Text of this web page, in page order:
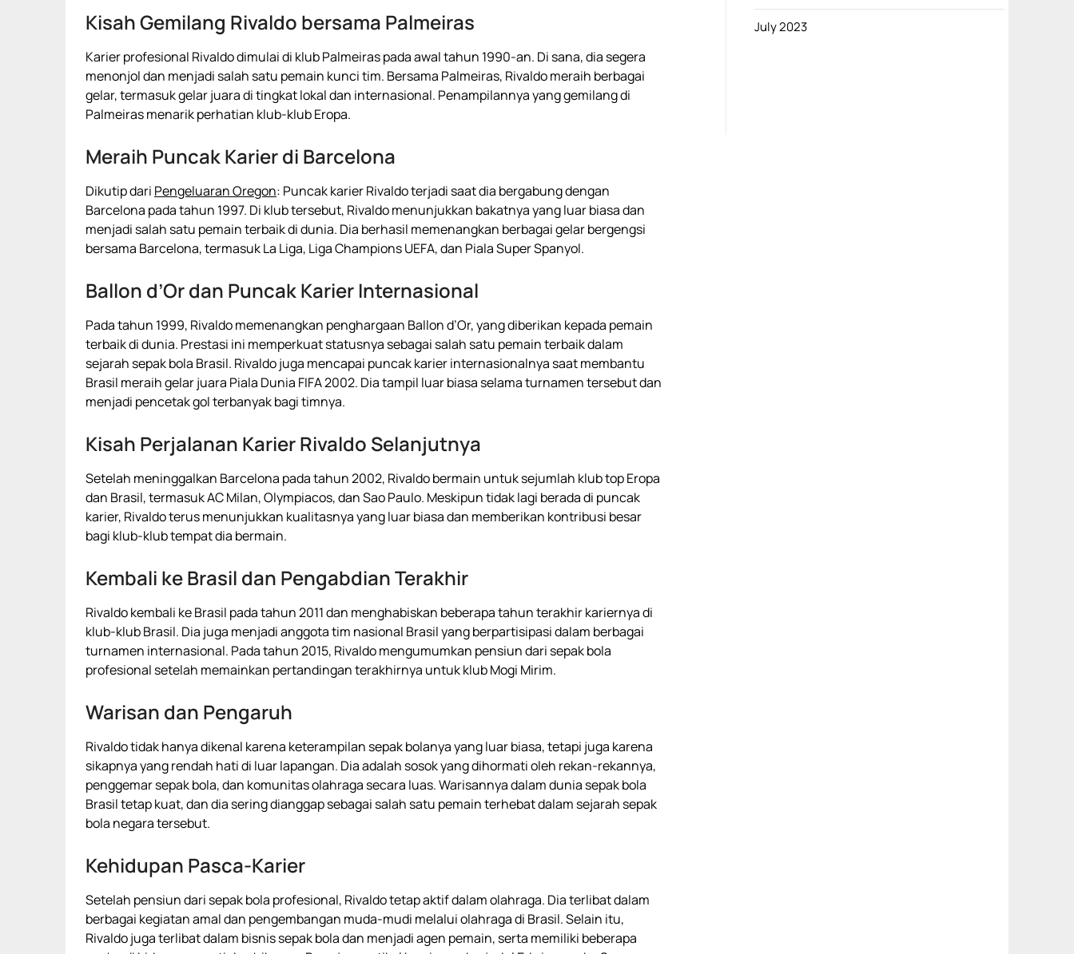
Kisah Gemilang Rivaldo bersama Palmeiras
Karier profesional Rivaldo dimulai di klub Palmeiras pada awal tahun 1990-an. Di sana, dia segera
menonjol dan menjadi salah satu pemain kunci tim. Bersama Palmeiras, Rivaldo meraih berbagai
gelar, termasuk gelar juara di tingkat lokal dan internasional. Penampilannya yang gemilang di
Palmeiras menarik perhatian klub-klub Eropa.
Meraih Puncak Karier di Barcelona
Dikutip dari Pengeluaran Oregon: Puncak karier Rivaldo terjadi saat dia bergabung dengan
Barcelona pada tahun 1997. Di klub tersebut, Rivaldo menunjukkan bakatnya yang luar biasa dan
menjadi salah satu pemain terbaik di dunia. Dia berhasil memenangkan berbagai gelar bergengsi
bersama Barcelona, termasuk La Liga, Liga Champions UEFA, dan Piala Super Spanyol.
Ballon d’Or dan Puncak Karier Internasional
Pada tahun 1999, Rivaldo memenangkan penghargaan Ballon d’Or, yang diberikan kepada pemain
terbaik di dunia. Prestasi ini memperkuat statusnya sebagai salah satu pemain terbaik dalam
sejarah sepak bola Brasil. Rivaldo juga mencapai puncak karier internasionalnya saat membantu
Brasil meraih gelar juara Piala Dunia FIFA 2002. Dia tampil luar biasa selama turnamen tersebut dan
menjadi pencetak gol terbanyak bagi timnya.
Kisah Perjalanan Karier Rivaldo Selanjutnya
Setelah meninggalkan Barcelona pada tahun 2002, Rivaldo bermain untuk sejumlah klub top Eropa
dan Brasil, termasuk AC Milan, Olympiacos, dan Sao Paulo. Meskipun tidak lagi berada di puncak
karier, Rivaldo terus menunjukkan kualitasnya yang luar biasa dan memberikan kontribusi besar
bagi klub-klub tempat dia bermain.
Kembali ke Brasil dan Pengabdian Terakhir
Rivaldo kembali ke Brasil pada tahun 2011 dan menghabiskan beberapa tahun terakhir kariernya di
klub-klub Brasil. Dia juga menjadi anggota tim nasional Brasil yang berpartisipasi dalam berbagai
turnamen internasional. Pada tahun 2015, Rivaldo mengumumkan pensiun dari sepak bola
profesional setelah memainkan pertandingan terakhirnya untuk klub Mogi Mirim.
Warisan dan Pengaruh
Rivaldo tidak hanya dikenal karena keterampilan sepak bolanya yang luar biasa, tetapi juga karena
sikapnya yang rendah hati di luar lapangan. Dia adalah sosok yang dihormati oleh rekan-rekannya,
penggemar sepak bola, dan komunitas olahraga secara luas. Warisannya dalam dunia sepak bola
Brasil tetap kuat, dan dia sering dianggap sebagai salah satu pemain terhebat dalam sejarah sepak
bola negara tersebut.
Kehidupan Pasca-Karier
Setelah pensiun dari sepak bola profesional, Rivaldo tetap aktif dalam olahraga. Dia terlibat dalam
berbagai kegiatan amal dan pengembangan muda-mudi melalui olahraga di Brasil. Selain itu,
Rivaldo juga terlibat dalam bisnis sepak bola dan menjadi agen pemain, serta memiliki beberapa
July 2023